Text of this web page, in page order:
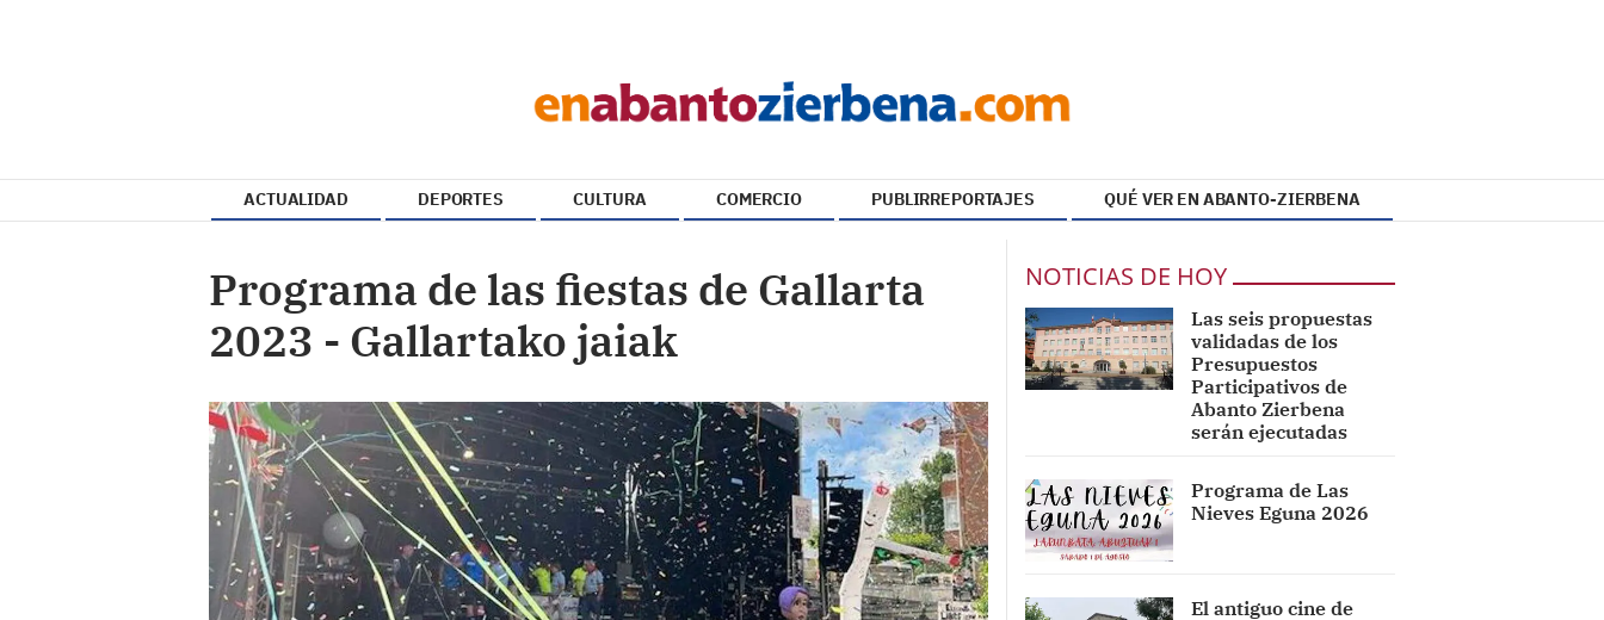
ACTUALIDAD DEPORTES CULTURA COMERCIO PUBLIRREPORTAJES QUÉ VER EN ABANTO-ZIERBENA
Programa de las fiestas de Gallarta
2023 - Gallartako jaiak
NOTICIAS DE HOY
Las seis propuestas
validadas de los
Presupuestos
Participativos de
Abanto Zierbena
serán ejecutadas
Programa de Las
Nieves Eguna 2026
El antiguo cine de